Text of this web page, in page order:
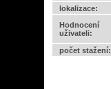
lokalizace:
Hodnocení
uživateli:
počet stažení: